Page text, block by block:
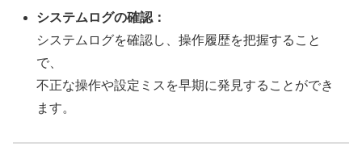
システムログの確認：
システムログを確認し、操作履歴を把握すること
で、
不正な操作や設定ミスを早期に発見することができ
ます。